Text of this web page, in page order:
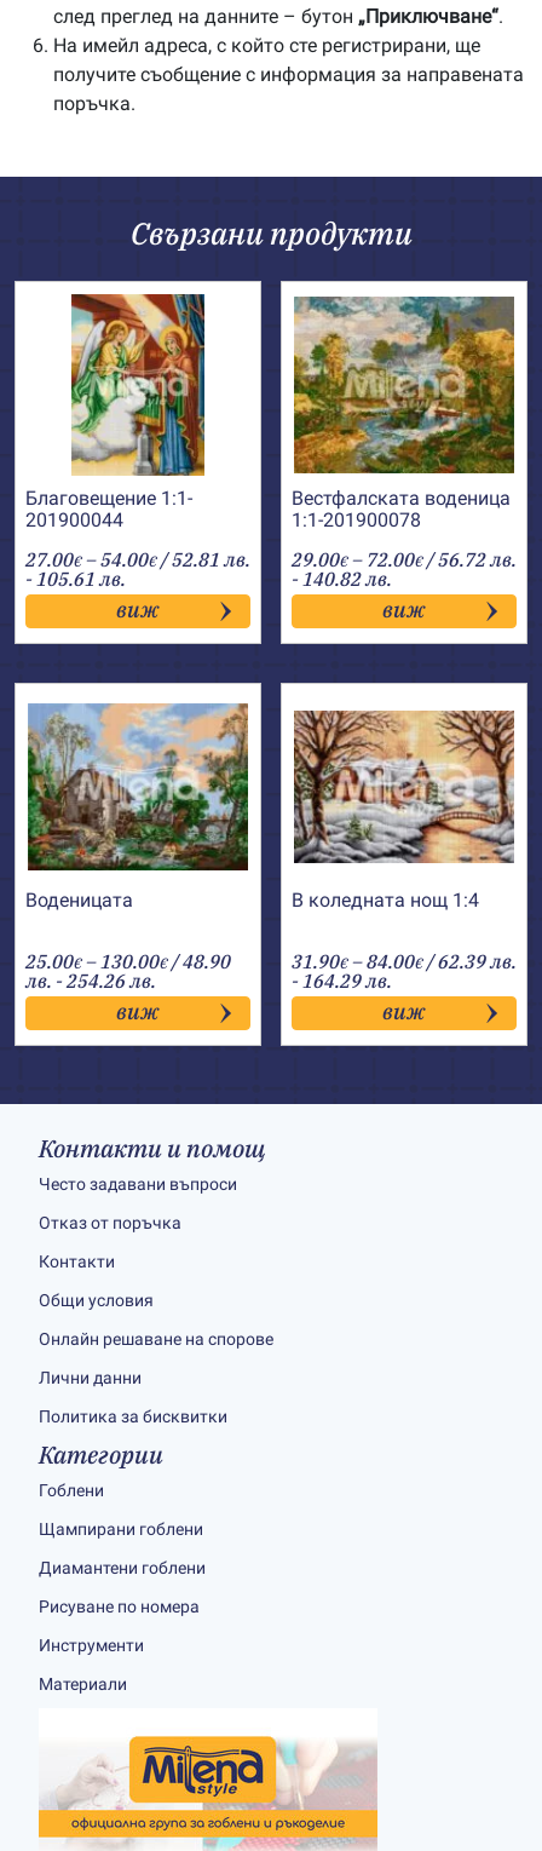
след преглед на данните – бутон „Приключване“.
На имейл адреса, с който сте регистрирани, ще
получите съобщение с информация за направената
поръчка.
Свързани продукти
Благовещение 1:1-
201900044
27.00€ –54.00€Price
range:
27.00€
through
54.00€
/ 52.81 лв.
- 105.61 лв.
виж
Вестфалската воденица
1:1-201900078
29.00€ – 72.00€Price
range:
29.00€
through
72.00€
/ 56.72 лв.
- 140.82 лв.
виж
Воденицата
25.00€ –130.00€Price
range:
25.00€
through
130.00€
/ 48.90
лв. - 254.26 лв.
виж
В коледната нощ 1:4
31.90€ –84.00€Price
range:
31.90€
through
84.00€
/ 62.39 лв.
- 164.29 лв.
виж
Контакти и помощ
Често задавани въпроси
Отказ от поръчка
Контакти
Общи условия
Онлайн решаване на спорове
Лични данни
Политика за бисквитки
Категории
Гоблени
Щампирани гоблени
Диамантени гоблени
Рисуване по номера
Инструменти
Материали